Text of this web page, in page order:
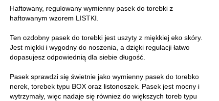
Haftowany, regulowany wymienny pasek do torebki z
haftowanym wzorem LISTKI.
Ten ozdobny pasek do torebki jest uszyty z miękkiej eko skóry.
Jest miękki i wygodny do noszenia, a dzięki regulacji łatwo
dopasujesz odpowiednią dla siebie długość.
Pasek sprawdzi się świetnie jako wymienny pasek do torebko
nerek, torebek typu BOX oraz listonoszek. Pasek jest mocny i
wytrzymały, więc nadaje się również do większych toreb typu